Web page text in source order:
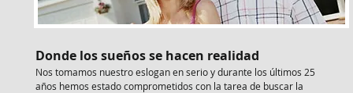
Donde los sueños se hacen realidad
Nos tomamos nuestro eslogan en serio y durante los últimos 25
años hemos estado comprometidos con la tarea de buscar la